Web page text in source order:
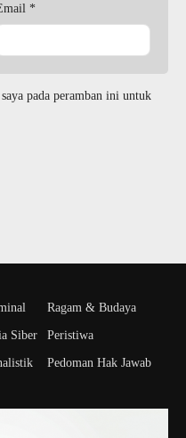
*
pada peramban ini untuk
Siber
Ragam & Budaya
Peristiwa
Pedoman Hak Jawab